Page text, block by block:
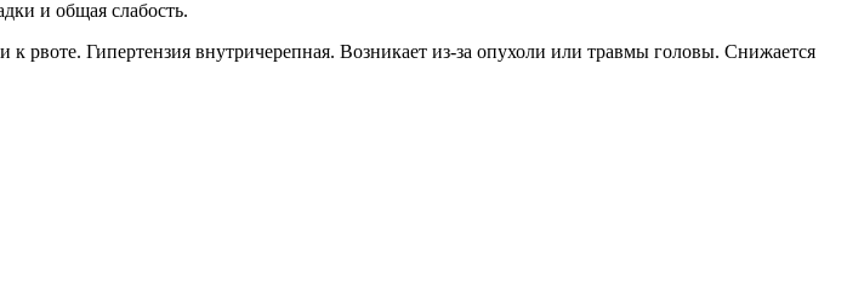
и общая слабость.
рвоте. Гипертензия внутричерепная. Возникает из-за опухоли или травмы головы. Снижается